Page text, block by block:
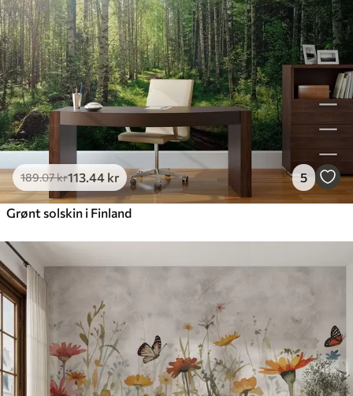
189.07kr113.44 kr 5
Grønt solskin i Finland